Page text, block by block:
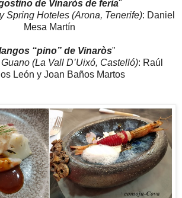
de Vinaròs de feria"
Spring Hoteles (Arona, Tenerife): Daniel
Mesa Martín
“pino” de Vinaròs"
(La Vall D’Uixó, Castelló): Raúl
León y Joan Baños Martos